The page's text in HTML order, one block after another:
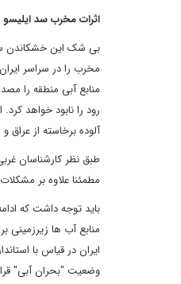
اثراتمخربسدایلیسو
بی شک این خشکاندن
مخرب را در سراسر
منابع آبی منطقه را
رود را نابود خواهد
آلوده برخاسته از
مطمئنا علاوه بر
باید توجه داشت که
منابع آب ها زیرزمینی
وضعیت "بحران آبی"